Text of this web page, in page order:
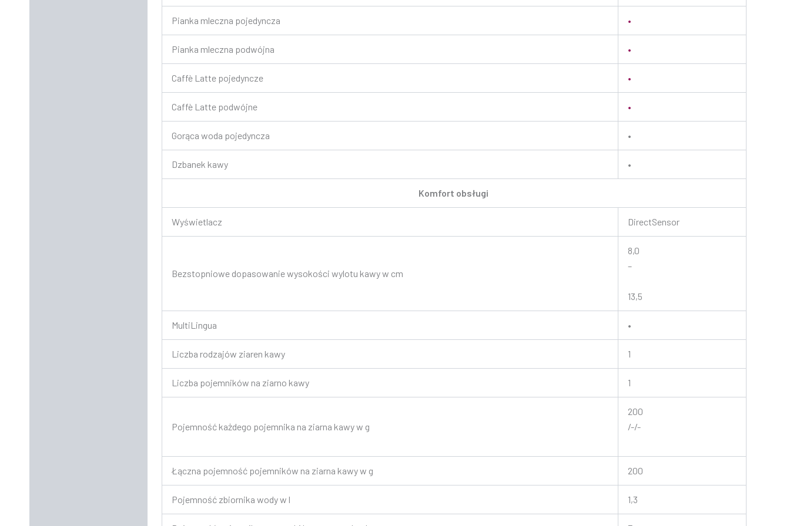
Pianka mleczna pojedyncza •
Pianka mleczna podwójna •
Caffè Latte pojedyncze •
Caffè Latte podwójne •
Gorąca woda pojedyncza •
Dzbanek kawy •
Komfort obsługi
Wyświetlacz DirectSensor
Bezstopniowe dopasowanie wysokości wylotu kawy w cm
8,0
–
13,5
MultiLingua •
Liczba rodzajów ziaren kawy 1
Liczba pojemników na ziarno kawy 1
Pojemność każdego pojemnika na ziarna kawy w g
200
/-/-
Łączna pojemność pojemników na ziarna kawy w g 200
Pojemność zbiornika wody w l 1,3